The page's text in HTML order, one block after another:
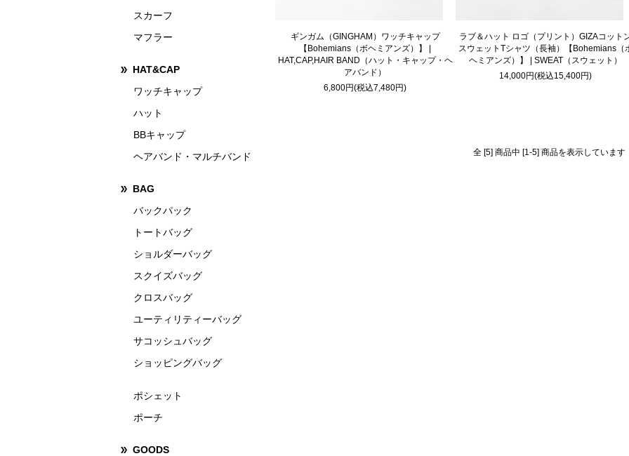
ギンガム（GINGHAM）ワッチキャップ
【Bohemians（ボヘミアンズ）】 |
HAT,CAP,HAIR BAND（ハット・キャップ・ヘ
アバンド）
6,800円(税込7,480円)
ラブ＆ハット ロゴ（プリント）GIZAコット
スウェットTシャツ（長袖）【Bohemians（
ヘミアンズ）】 | SWEAT（スウェット）
14,000円(税込15,400円)
全 [5] 商品中 [1-5] 商品を表示しています
スカーフ
マフラー
HAT&CAP
ワッチキャップ
ハット
BBキャップ
ヘアバンド・マルチバンド
BAG
バックパック
トートバッグ
ショルダーバッグ
スクイズバッグ
クロスバッグ
ユーティリティーバッグ
サコッシュバッグ
ショッピングバッグ
ポシェット
ポーチ
GOODS